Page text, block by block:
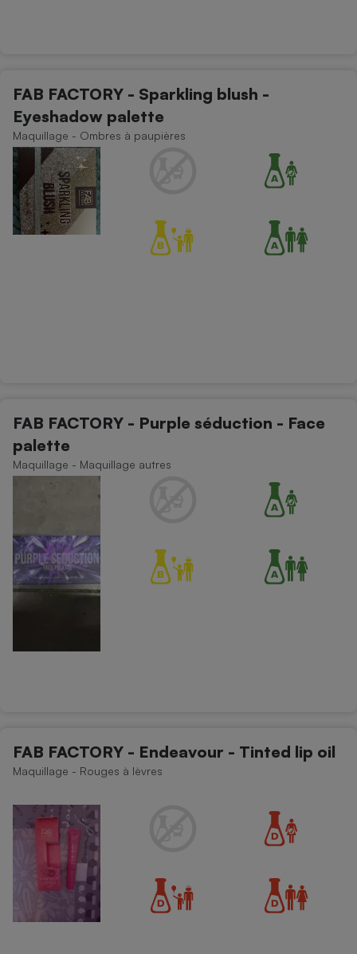
FAB FACTORY - Sparkling blush -
Eyeshadow palette
Maquillage - Ombres à paupières
FAB FACTORY - Purple séduction - Face
palette
Maquillage - Maquillage autres
FAB FACTORY - Endeavour - Tinted lip oil
Maquillage - Rouges à lèvres